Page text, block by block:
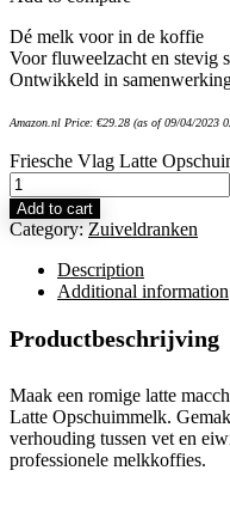
Dé melk voor in de koffie
Voor fluweelzacht en stevig
Ontwikkeld in samenwerking
Amazon.nl Price: €29.28 (as of 09/04/2023
Friesche Vlag Latte
Add to cart
Category: Zuiveldranken
Description
Additional information
Productbeschrijving
Maak een romige latte
Latte Opschuimmelk.
verhouding tussen vet en
professionele melkkoffies.